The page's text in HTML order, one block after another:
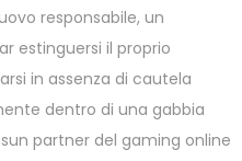
responsabile, un
estinguersi il proprio
in assenza di cautela
dentro di una gabbia
partner del gaming online